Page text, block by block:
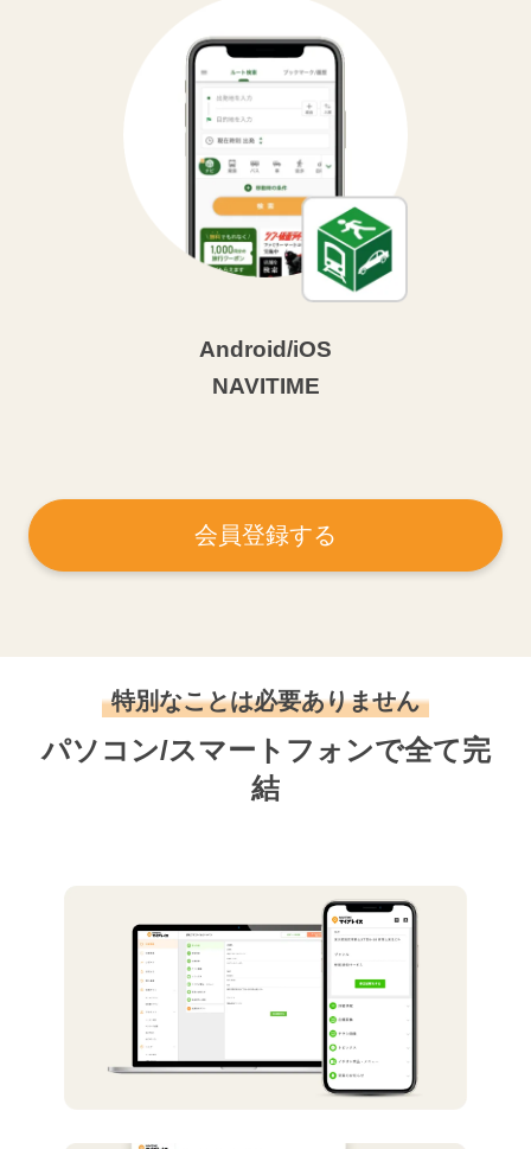
Android/iOS
NAVITIME
会員登録する
特別なことは必要ありません
パソコン/スマートフォンで全て完
結